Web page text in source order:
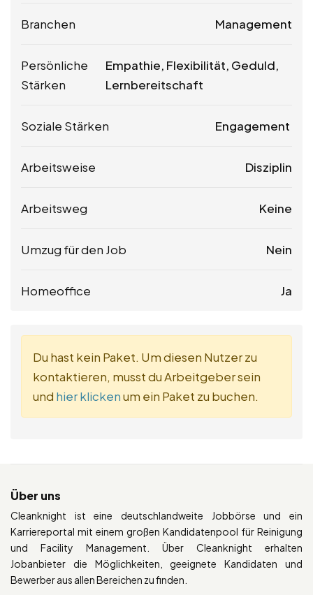
Branchen Management
Persönliche
Stärken
Empathie, Flexibilität, Geduld,
Lernbereitschaft
Soziale Stärken Engagement
Arbeitsweise Disziplin
Arbeitsweg Keine
Umzug für den Job Nein
Homeoffice Ja
Du hast kein Paket. Um diesen Nutzer zu
kontaktieren, musst du Arbeitgeber sein
und hier klickenum ein Paket zu buchen.
Über uns
Cleanknight ist eine deutschlandweite Jobbörse und ein
Karriereportal mit einem großen Kandidatenpool für Reinigung
und Facility Management. Über Cleanknight erhalten
Jobanbieter die Möglichkeiten, geeignete Kandidaten und
Bewerber aus allen Bereichen zu finden.